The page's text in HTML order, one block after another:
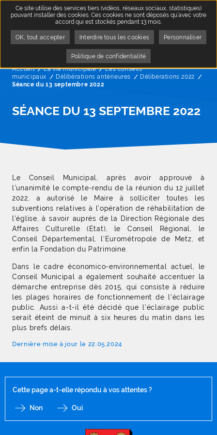
Accueil La vie municipale
Les conseils
municipaux
Délibérations antérieures Délibérations 2022
Séance du 13 septembre 2022
SÉANCE DU 13 SEPTEMBRE 2022
Le Conseil Municipal, après avoir approuvé à
l’unanimité le compte-rendu de la réunion du 12 juillet
2022, a autorisé le Maire à solliciter toutes les
subventions relatives à l’opération de réhabilitation de
l’église, à savoir auprès de la Direction Régionale des
Affaires Culturelle (Etat), le Conseil Régional, le
Conseil Départemental, l’Eurométropole de Metz, et
enfin la Fondation du Patrimoine.
Dans le cadre économico-environnemental actuel, le
Conseil Municipal a également souhaité accentuer la
démarche entreprise dès 2015, qui consiste à réduire
les plages horaires de fonctionnement de l'éclairage
public. Aussi a-t-il été décidé que l’éclairage public
serait éteint de minuit à six heures du matin dans les
plus brefs délais.
Dernière mise à jour le 22.05.2024
Cette page a-t-elle répondu à vos attentes ?
Non Oui
Ce site utilise des services tiers (vidéos, réseaux sociaux, statistiques)
pouvant installer des cookies. Ces cookies ne sont déposés qu’avec votre
accord qui est stockés pendant 13 mois.
OK, tout accepter Interdire tous les cookies Personnaliser
Politique de confidentialité